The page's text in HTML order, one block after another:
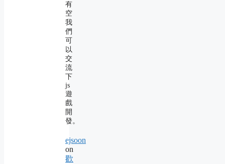
有
空
我
們
可
以
交
流
下
js
遊
戲
開
發。
ejsoon
on
歡